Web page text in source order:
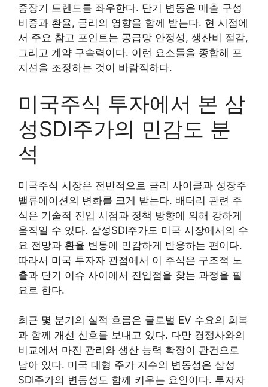
중장기 트렌드를 좌우한다. 단기 변동은 매출 구성
비중과 환율, 금리의 영향을 함께 받는다. 현 시점에
서 주요 참고 포인트는 공급망 안정성, 생산비 절감,
그리고 계약 구속력이다. 이런 요소들을 종합해 포
지션을 조정하는 것이 바람직하다.
미국주식 투자에서 본 삼
성SDI주가의 민감도 분
석
미국주식 시장은 전반적으로 금리 사이클과 성장주
밸류에이션의 변화를 크게 받는다. 배터리 관련 주
식은 기술적 진입 시점과 정책 방향에 의해 강하게
움직일 수 있다. 삼성SDI주가도 미국 시장에서의 수
요 전망과 환율 변동에 민감하게 반응하는 편이다.
따라서 미국 투자자 관점에서 이 주식은 구조적 노
출과 단기 이슈 사이에서 진입점을 찾는 과정을 필
요로 한다.
최근 몇 분기의 실적 흐름은 글로벌 EV 수요의 회복
과 함께 개선 신호를 보내고 있다. 다만 경쟁사와의
비교에서 마진 관리와 생산 능력 확장이 관건으로
남아 있다. 미국 대형 주가 지수의 변동성은 삼성
SDI주가의 변동성도 함께 키우는 요인이다. 투자자